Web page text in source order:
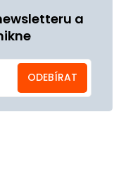
a
ODEBÍRAT